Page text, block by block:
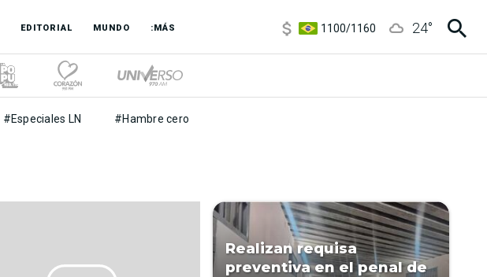
EDITORIAL MUNDO :MÁS
1100/1160
24°
#Especiales LN #Hambre cero
Realizan requisa
preventiva en el penal de